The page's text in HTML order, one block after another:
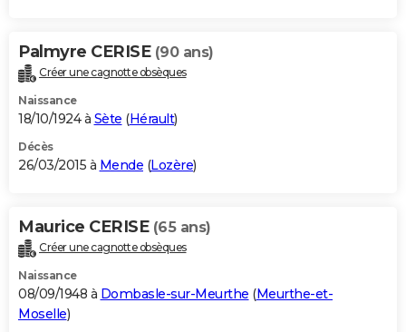
Palmyre CERISE (90 ans)
Créer une cagnotte obsèques
Naissance
18/10/1924 à Sète (Hérault)
Décès
26/03/2015 à Mende (Lozère)
Maurice CERISE (65 ans)
Créer une cagnotte obsèques
Naissance
08/09/1948 à Dombasle-sur-Meurthe (Meurthe-et-
Moselle)